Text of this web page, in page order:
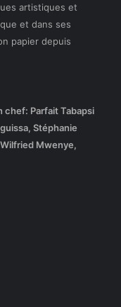
artistiques et
et dans ses
papier depuis
chef: Parfait Tabapsi
Stéphanie
Mwenye,